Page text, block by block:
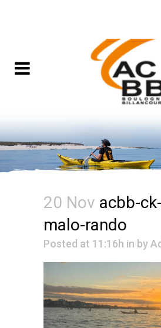
20 Nov acbb-
malo-rando
Posted at 11:16h in by